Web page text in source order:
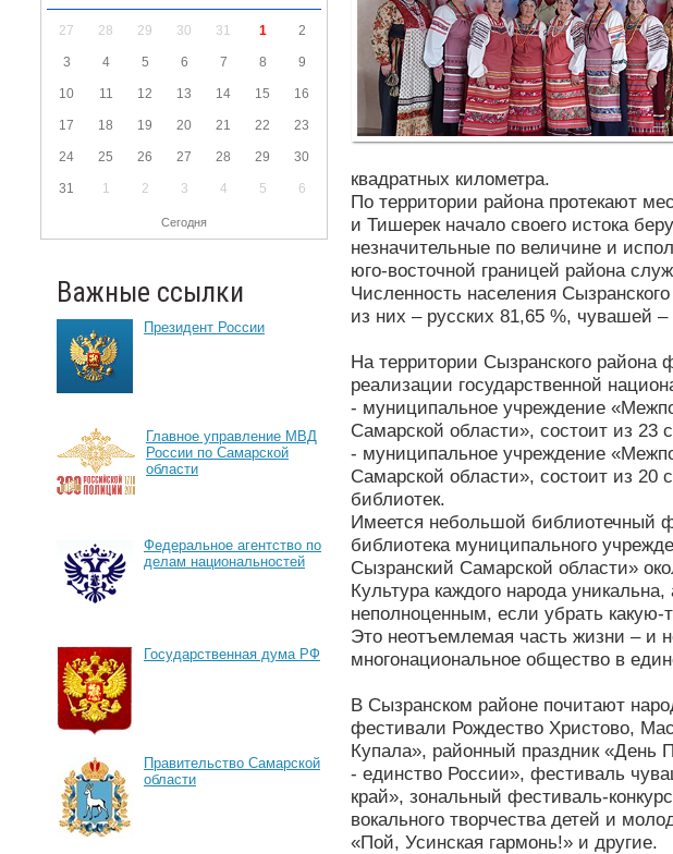
27 28 29 30 31 1 2
3 4 5 6 7 8 9
10 11 12 13 14 15 16
17 18 19 20 21 22 23
24 25 26 27 28 29 30
31 1 2 3 4 5 6
Сегодня
Важные ссылки
Президент России
Главное управление МВД
России по Самарской
области
Федеральное агентство по
делам национальностей
Государственная дума РФ
Правительство Самарской
области
квадратных километра.
По территории района протекают
и Тишерек начало своего истока
незначительные по величине и
юго-восточной границей района
Численность населения
из них – русских 81,65 %, чувашей
На территории Сызранского
реализации государственной
- муниципальное учреждение
Самарской области», состоит из 23
- муниципальное учреждение
Самарской области», состоит из 20
библиотек.
Имеется небольшой библиотечный
библиотека муниципального
Сызранский Самарской области»
Культура каждого народа
неполноценным, если убрать какую-
Это неотъемлемая часть жизни – и
многонациональное общество в
В Сызранском районе почитают
фестивали Рождество Христово,
Купала», районный праздник «День
- единство России», фестиваль
край», зональный фестиваль-
вокального творчества детей и
«Пой, Усинская гармонь!» и другие.